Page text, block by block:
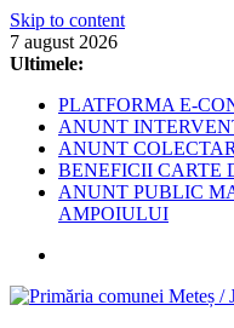
Skip to content
7 august 2026
Ultimele:
PLATFORMA E-
ANUNT
ANUNT
BENEFICII CARTE
ANUNT PUBLIC
AMPOIULUI